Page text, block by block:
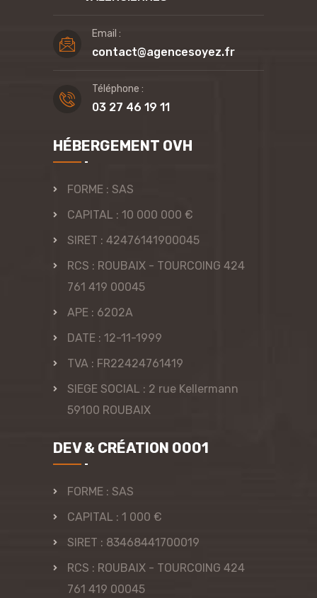
Email :
contact@agencesoyez.fr
Téléphone :
03 27 46 19 11
HÉBERGEMENT OVH
FORME : SAS
CAPITAL : 10 000 000 €
SIRET : 42476141900045
RCS : ROUBAIX - TOURCOING 424
761 419 00045
APE : 6202A
DATE : 12-11-1999
TVA : FR22424761419
SIEGE SOCIAL : 2 rue Kellermann
59100 ROUBAIX
DEV & CRÉATION 0001
FORME : SAS
CAPITAL : 1 000 €
SIRET : 83468441700019
RCS : ROUBAIX - TOURCOING 424
761 419 00045